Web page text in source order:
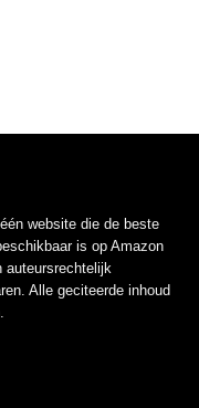
website die de beste
is op Amazon
auteursrechtelijk
Alle geciteerde inhoud